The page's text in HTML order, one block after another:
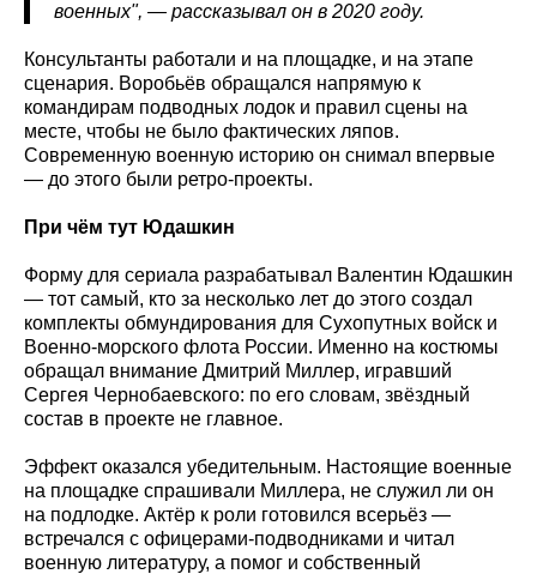
военных", — рассказывал он в 2020 году.
Консультанты работали и на площадке, и на этапе
сценария. Воробьёв обращался напрямую к
командирам подводных лодок и правил сцены на
месте, чтобы не было фактических ляпов.
Современную военную историю он снимал впервые
— до этого были ретро-проекты.
При чём тут Юдашкин
Форму для сериала разрабатывал Валентин Юдашкин
— тот самый, кто за несколько лет до этого создал
комплекты обмундирования для Сухопутных войск и
Военно-морского флота России. Именно на костюмы
обращал внимание Дмитрий Миллер, игравший
Сергея Чернобаевского: по его словам, звёздный
состав в проекте не главное.
Эффект оказался убедительным. Настоящие военные
на площадке спрашивали Миллера, не служил ли он
на подлодке. Актёр к роли готовился всерьёз —
встречался с офицерами-подводниками и читал
военную литературу, а помог и собственный